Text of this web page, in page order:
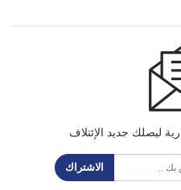
ليصلك جديد الإئتلاف
الاشتراك